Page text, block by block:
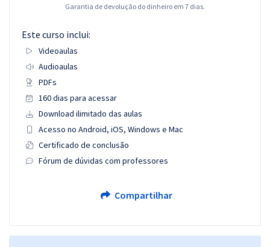
Garantia de devolução do dinheiro em 7 dias.
Este curso inclui:
Videoaulas
Audioaulas
PDFs
160 dias para acessar
Download ilimitado das aulas
Acesso no Android, iOS, Windows e Mac
Certificado de conclusão
Fórum de dúvidas com professores
Compartilhar